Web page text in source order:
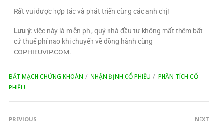
Rất vui được hợp tác và phát triển cùng các anh chị!
Lưu ý: việc này là miễn phí, quý nhà đầu tư không mất thêm bất
cứ thuế phí nào khi chuyển về đồng hành cùng
COPHIEUVIP.COM.
BẮT MẠCH CHỨNG KHOÁN NHẬN ĐỊNH CỔ PHIẾU
PHÂN TÍCH CỔ
PHIẾU
PREVIOUS NEXT